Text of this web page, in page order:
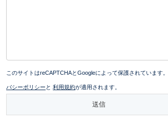
このサイトはreCAPTCHAとGoogleによって保護されています。
バシーポリシー と利用規約が適用されます。